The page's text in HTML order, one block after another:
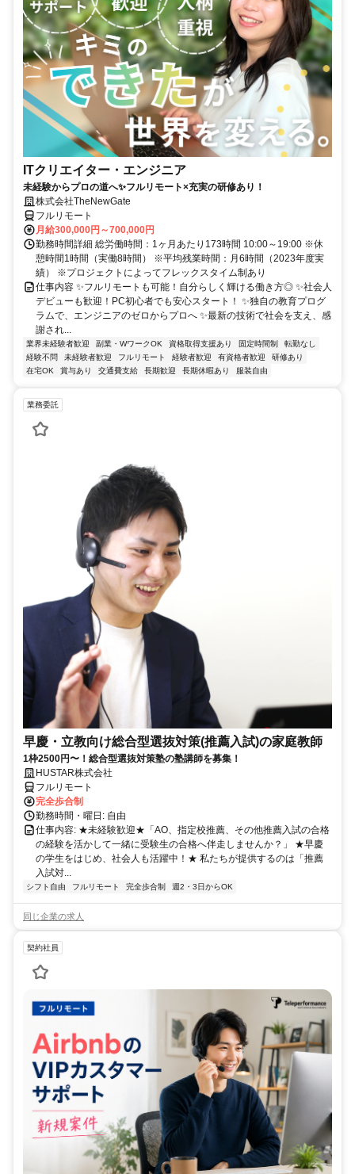
ITクリエイター・エンジニア
未経験からプロの道へ✨フルリモート×充実の研修あり！
株式会社TheNewGate
フルリモート
月給300,000円～700,000円
勤務時間詳細 総労働時間：1ヶ月あたり173時間 10:00～19:00 ※休
憩時間1時間（実働8時間） ※平均残業時間：月6時間（2023年度実
績） ※プロジェクトによってフレックスタイム制あり
仕事内容 ✨フルリモートも可能！自分らしく輝ける働き方◎ ✨社会人
デビューも歓迎！PC初心者でも安心スタート！ ✨独自の教育プログ
ラムで、エンジニアのゼロからプロへ ✨最新の技術で社会を支え、感
謝され...
業界未経験者歓迎 副業・WワークOK 資格取得支援あり 固定時間制
転勤なし
経験不問
未経験者歓迎 フルリモート 経験者歓迎 有資格者歓迎
研修あり
在宅OK
賞与あり 交通費支給 長期歓迎 長期休暇あり 服装自由
業務委託
早慶・立教向け総合型選抜対策(推薦入試)の家庭教師
1枠2500円〜！総合型選抜対策塾の塾講師を募集！
HUSTAR株式会社
フルリモート
完全歩合制
勤務時間・曜日: 自由
仕事内容: ★未経験歓迎★「AO、指定校推薦、その他推薦入試の合格
の経験を活かして一緒に受験生の合格へ伴走しませんか？」 ★早慶
の学生をはじめ、社会人も活躍中！★ 私たちが提供するのは「推薦
入試対...
シフト自由 フルリモート 完全歩合制 週2・3日からOK
同じ企業の求人
契約社員